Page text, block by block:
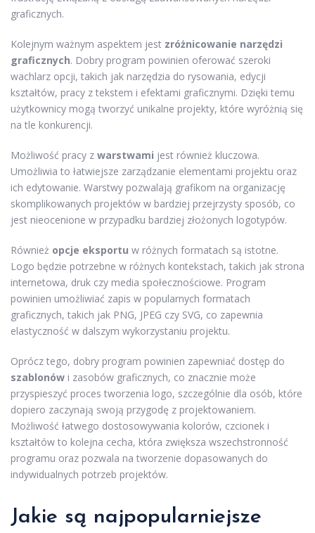
graficznych.
Kolejnym ważnym aspektem jest zróżnicowanie narzędzi
graficznych. Dobry program powinien oferować szeroki
wachlarz opcji, takich jak narzędzia do rysowania, edycji
kształtów, pracy z tekstem i efektami graficznymi. Dzięki temu
użytkownicy mogą tworzyć unikalne projekty, które wyróżnią się
na tle konkurencji.
Możliwość pracy z warstwami jest również kluczowa.
Umożliwia to łatwiejsze zarządzanie elementami projektu oraz
ich edytowanie. Warstwy pozwalają grafikom na organizację
skomplikowanych projektów w bardziej przejrzysty sposób, co
jest nieocenione w przypadku bardziej złożonych logotypów.
Również opcje eksportu w różnych formatach są istotne.
Logo będzie potrzebne w różnych kontekstach, takich jak strona
internetowa, druk czy media społecznościowe. Program
powinien umożliwiać zapis w popularnych formatach
graficznych, takich jak PNG, JPEG czy SVG, co zapewnia
elastyczność w dalszym wykorzystaniu projektu.
Oprócz tego, dobry program powinien zapewniać dostęp do
szablonów i zasobów graficznych, co znacznie może
przyspieszyć proces tworzenia logo, szczególnie dla osób, które
dopiero zaczynają swoją przygodę z projektowaniem.
Możliwość łatwego dostosowywania kolorów, czcionek i
kształtów to kolejna cecha, która zwiększa wszechstronność
programu oraz pozwala na tworzenie dopasowanych do
indywidualnych potrzeb projektów.
Jakie są najpopularniejsze